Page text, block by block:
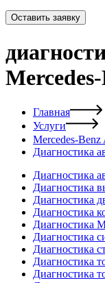
Оставить заявку
Главная
Услуги
Mercedes-Benz
Диагностика
Диагностика
Диагностика
Диагностика
Диагностика
Диагностика
Диагностика
Диагностика
Диагностика
Диагностика